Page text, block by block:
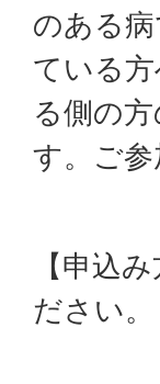
のある
ている
る側の
す。ご参
【申込
ださい。